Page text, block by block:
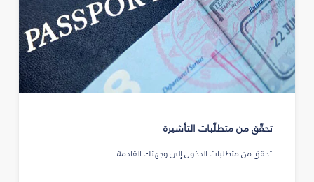
تحقّق من متطلّبات التأشيرة
تحقق من متطلبات الدخول إلى وجهتك القادمة.